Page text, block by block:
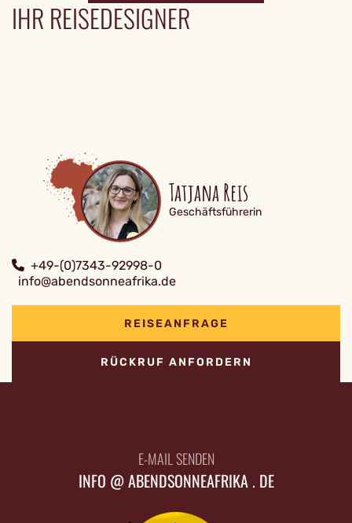
IHR REISEDESIGNER
Tatjana Reis
Geschäftsführerin
+49-(0)7343-92998-0
info@abendsonneafrika.de
REISEANFRAGE
RÜCKRUF ANFORDERN
E-MAIL SENDEN
INFO @ ABENDSONNEAFRIKA . DE